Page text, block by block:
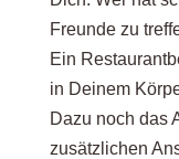
Freunde zu
Ein
in Deinem
Dazu noch das
zusätzlichen